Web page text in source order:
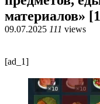
материалов»
09.07.2025 111 views
[ad_1]